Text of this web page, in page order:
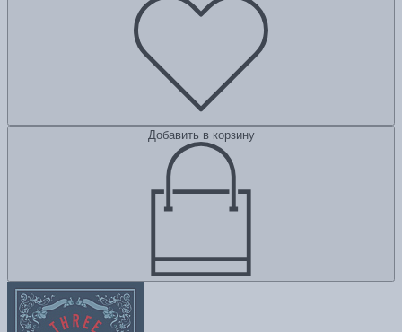
Добавить в корзину